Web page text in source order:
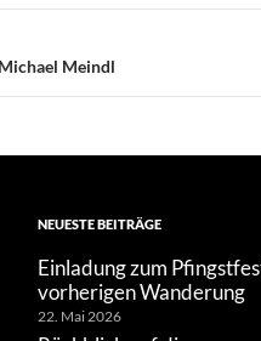
Meindl
NEUESTE BEITRÄGE
Einladung zum
vorherigen Wanderung
22. Mai 2026